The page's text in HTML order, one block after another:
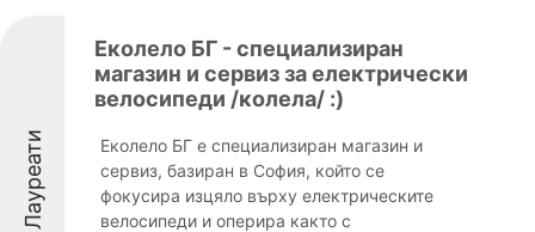
Лауреати
Еколело БГ - специализиран
магазин и сервиз за електрически
велосипеди /колела/ :)
Еколело БГ е специализиран магазин и
сервиз, базиран в София, който се
фокусира изцяло върху електрическите
велосипеди и оперира както с